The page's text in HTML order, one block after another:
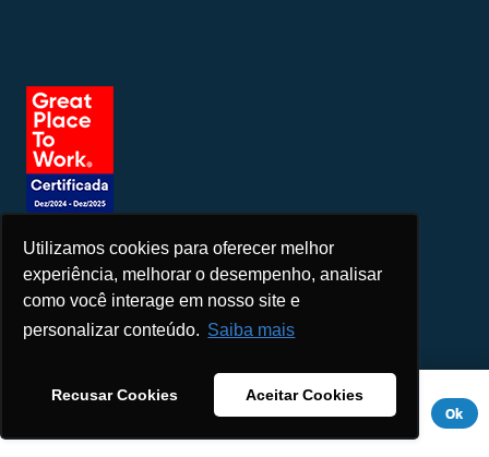
Utilizamos cookies para oferecer melhor
experiência, melhorar o desempenho, analisar
como você interage em nosso site e
personalizar conteúdo. Saiba mais
Recusar Cookies Aceitar Cookies
Seja um patrocinador
Este site usa cookies para melhorar sua experiência. Se você
continuar a usar este site, você concorda com ele.Aviso de
Privacidade
Ok